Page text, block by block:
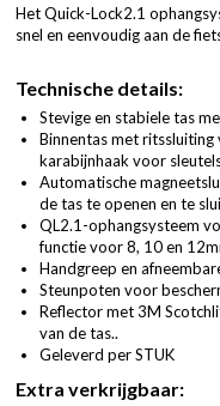
Het Quick-Lock2.1
snel en eenvoudig aan de
Technische details:
Stevige en stabiele tas
Binnentas met
karabijnhaak voor
Automatische
de tas te openen en te
QL2.1-ophangsysteem
functie voor 8, 10 en
Handgreep en
Steunpoten voor
Reflector met 3M
van de tas..
Geleverd per STUK
Extra verkrijgbaar: